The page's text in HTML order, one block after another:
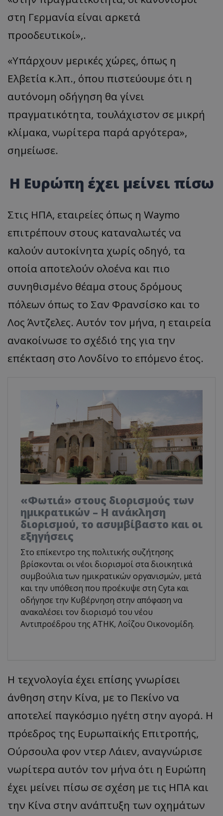
στη Γερμανία είναι αρκετά
προοδευτικοί»,.
«Υπάρχουν μερικές χώρες, όπως η
Ελβετία κ.λπ., όπου πιστεύουμε ότι η
αυτόνομη οδήγηση θα γίνει
πραγματικότητα, τουλάχιστον σε μικρή
κλίμακα, νωρίτερα παρά αργότερα»,
σημείωσε.
Η Ευρώπη έχει μείνει πίσω
Στις ΗΠΑ, εταιρείες όπως η Waymo
επιτρέπουν στους καταναλωτές να
καλούν αυτοκίνητα χωρίς οδηγό, τα
οποία αποτελούν ολοένα και πιο
συνηθισμένο θέαμα στους δρόμους
πόλεων όπως το Σαν Φρανσίσκο και το
Λος Άντζελες. Αυτόν τον μήνα, η εταιρεία
ανακοίνωσε το σχέδιό της για την
επέκταση στο Λονδίνο το επόμενο έτος.
«Φωτιά» στους διορισμούς των
ημικρατικών – Η ανάκληση
διορισμού, το ασυμβίβαστο και οι
εξηγήσεις
Στο επίκεντρο της πολιτικής συζήτησης
βρίσκονται οι νέοι διορισμοί στα διοικητικά
συμβούλια των ημικρατικών οργανισμών, μετά
και την υπόθεση που προέκυψε στη Cyta και
οδήγησε την Κυβέρνηση στην απόφαση να
ανακαλέσει τον διορισμό του νέου
Αντιπροέδρου της ΑΤΗΚ, Λοΐζου Οικονομίδη.
Η τεχνολογία έχει επίσης γνωρίσει
άνθηση στην Κίνα, με το Πεκίνο να
αποτελεί παγκόσμιο ηγέτη στην αγορά. Η
πρόεδρος της Ευρωπαϊκής Επιτροπής,
Ούρσουλα φον ντερ Λάιεν, αναγνώρισε
νωρίτερα αυτόν τον μήνα ότι η Ευρώπη
έχει μείνει πίσω σε σχέση με τις ΗΠΑ και
την Κίνα στην ανάπτυξη των οχημάτων